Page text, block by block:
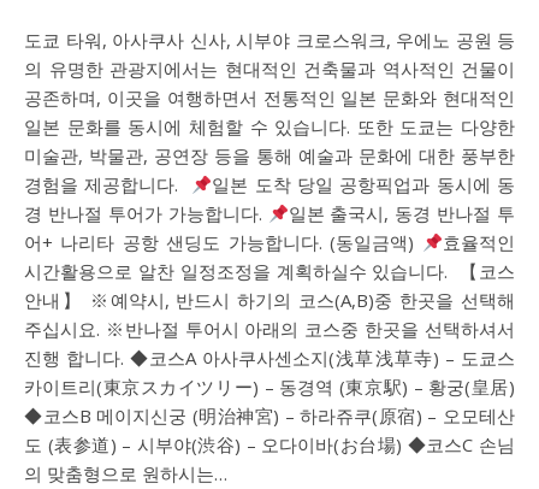
도쿄 타워, 아사쿠사 신사, 시부야 크로스워크, 우에노 공원 등
의 유명한 관광지에서는 현대적인 건축물과 역사적인 건물이
공존하며, 이곳을 여행하면서 전통적인 일본 문화와 현대적인
일본 문화를 동시에 체험할 수 있습니다. 또한 도쿄는 다양한
미술관, 박물관, 공연장 등을 통해 예술과 문화에 대한 풍부한
경험을 제공합니다. ​
일본 도착 당일 공항픽업과 동시에 동
경 반나절 투어가 가능합니다.
일본 출국시, 동경 반나절 투
어+ 나리타 공항 샌딩도 가능합니다. (동일금액)
효율적인
시간활용으로 알찬 일정조정을 계획하실수 있습니다. ​ 【코스
안내】 ※예약시, 반드시 하기의 코스(A,B)중 한곳을 선택해
주십시요. ※반나절 투어시 아래의 코스중 한곳을 선택하셔서
진행 합니다. ◆코스A 아사쿠사센소지(浅草浅草寺) – 도쿄스
카이트리(東京スカイツリー) – 동경역 (東京駅) – 황궁(皇居)
◆코스B 메이지신궁 (明治神宮) – 하라쥬쿠(原宿) – 오모테산
도 (表参道) – 시부야(渋谷) – 오다이바(お台場) ◆코스C 손님
의 맞춤형으로 원하시는…